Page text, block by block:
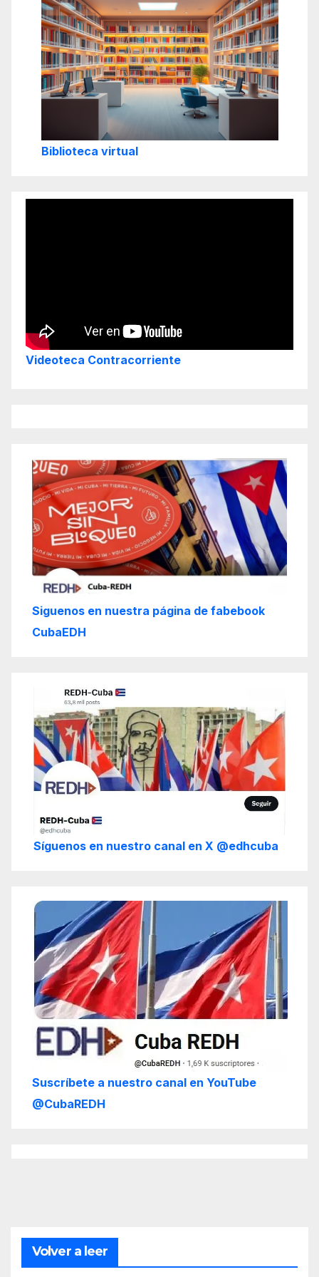
Biblioteca virtual
Videoteca Contracorriente
Siguenos en nuestra página de fabebook
CubaEDH
Síguenos en nuestro canal en X @edhcuba
Suscríbete a nuestro canal en YouTube
@CubaREDH
Volver a leer